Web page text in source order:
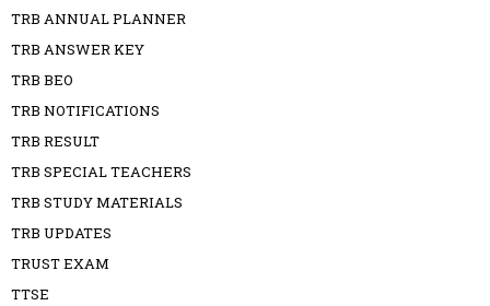
TRB ANNUAL PLANNER
TRB ANSWER KEY
TRB BEO
TRB NOTIFICATIONS
TRB RESULT
TRB SPECIAL TEACHERS
TRB STUDY MATERIALS
TRB UPDATES
TRUST EXAM
TTSE